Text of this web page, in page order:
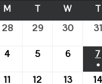
MПОНЕДІЛОК
TВІВТОРОК
W T
2828.10.2024
2929.10.2024
30 31
4 04.11.2024
505.11.2024
6 7
●
(1
11 11.11.2024
12 12.11.2024
13 14